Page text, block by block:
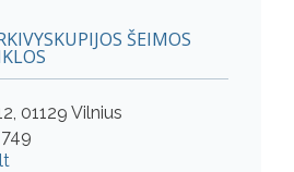
ŠEIMOS
01129 Vilnius